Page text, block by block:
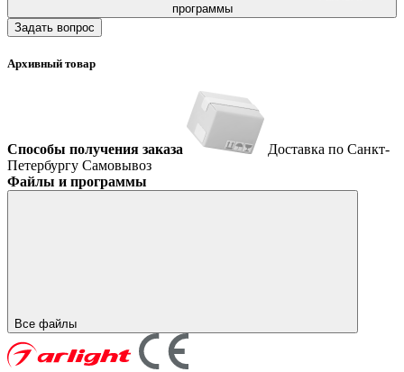
программы
Задать вопрос
Архивный товар
Способы получения заказа
Доставка по Санкт-
Петербургу Самовывоз
Файлы и программы
Все файлы